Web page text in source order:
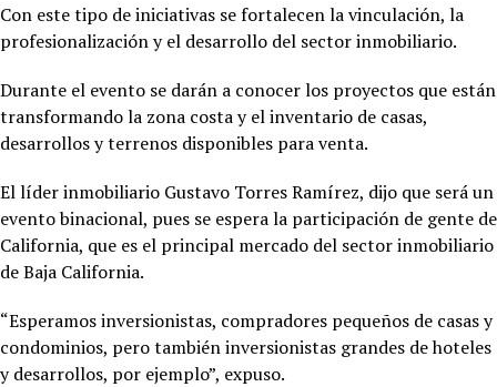
Con este tipo de iniciativas se fortalecen la vinculación, la
profesionalización y el desarrollo del sector inmobiliario.
Durante el evento se darán a conocer los proyectos que están
transformando la zona costa y el inventario de casas,
desarrollos y terrenos disponibles para venta.
El líder inmobiliario Gustavo Torres Ramírez, dijo que será un
evento binacional, pues se espera la participación de gente de
California, que es el principal mercado del sector inmobiliario
de Baja California.
“Esperamos inversionistas, compradores pequeños de casas y
condominios, pero también inversionistas grandes de hoteles
y desarrollos, por ejemplo”, expuso.